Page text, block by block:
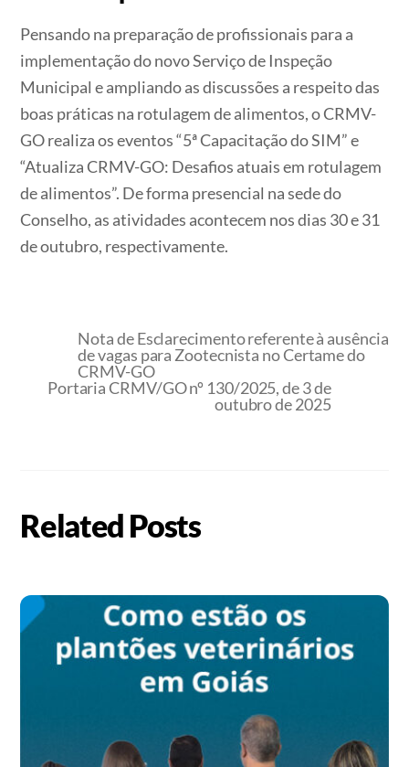
Pensando na preparação de profissionais para a
implementação do novo Serviço de Inspeção
Municipal e ampliando as discussões a respeito das
boas práticas na rotulagem de alimentos, o CRMV-
GO realiza os eventos “5ª Capacitação do SIM” e
“Atualiza CRMV-GO: Desafios atuais em rotulagem
de alimentos”. De forma presencial na sede do
Conselho, as atividades acontecem nos dias 30 e 31
de outubro, respectivamente.
Nota de Esclarecimento referente à ausência
de vagas para Zootecnista no Certame do
CRMV-GO
Portaria CRMV/GO nº 130/2025, de 3 de
outubro de 2025
Related Posts